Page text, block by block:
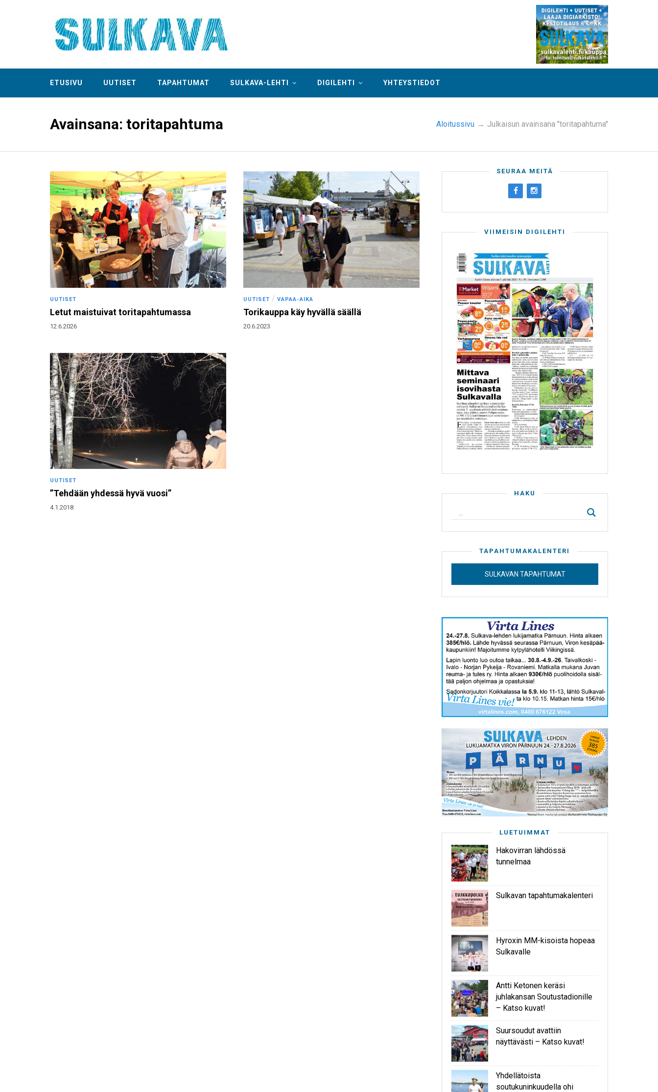
ETUSIVU UUTISET TAPAHTUMAT SULKAVA-LEHTI DIGILEHTI YHTEYSTIEDOT
Avainsana: toritapahtuma Aloitussivu → Julkaisun avainsana "toritapahtuma"
UUTISET
Letut maistuivat toritapahtumassa
12.6.2026
UUTISET / VAPAA-AIKA
Torikauppa käy hyvällä säällä
20.6.2023
UUTISET
”Tehdään yhdessä hyvä vuosi”
4.1.2018
SEURAA MEITÄ
VIIMEISIN DIGILEHTI
HAKU
TAPAHTUMAKALENTERI
SULKAVAN TAPAHTUMAT
LUETUIMMAT
Hakovirran lähdössä
tunnelmaa
Sulkavan tapahtumakalenteri
Hyroxin MM-kisoista hopeaa
Sulkavalle
Antti Ketonen keräsi
juhlakansan Soutustadionille
– Katso kuvat!
Suursoudut avattiin
näyttävästi – Katso kuvat!
Yhdellätoista
soutukuninkuudella ohi